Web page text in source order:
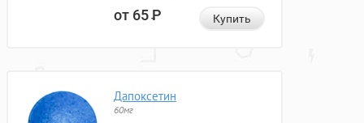
от 65Р Купить
Дапоксетин
60мг